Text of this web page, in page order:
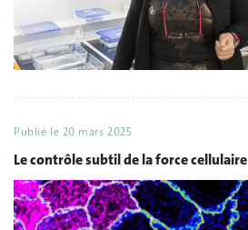
Publié le 20 mars 2025
Le contrôle subtil de la force cellulaire